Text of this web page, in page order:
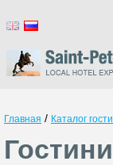
Главная / Каталог